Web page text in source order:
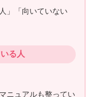
」「向いていない
る人
ニュアルも整ってい